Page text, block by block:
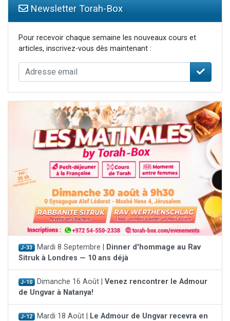
Newsletter Torah-Box
Pour recevoir chaque semaine les nouveaux cours et
articles, inscrivez-vous dès maintenant :
J-33 Mardi 8 Septembre |
Dinner d'hommage au Rav
Sitruk à Londres — 10 ans déjà
J-10 Dimanche 16 Août | Venez rencontrer le Admour
de Ungvar à Natanya!
J-12 Mardi 18 Août |
Le Admour de Ungvar recevra en